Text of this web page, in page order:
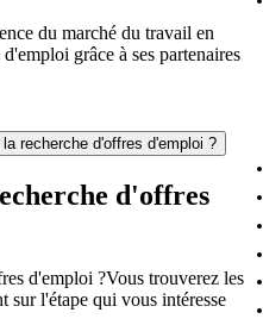
du marché du travail en
grâce à ses partenaires
recherche d'offres d'emploi ?
d'offres
d'emploi ?Vous trouverez les
sur l'étape qui vous intéresse